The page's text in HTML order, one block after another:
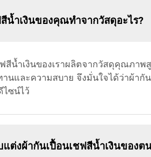
น้ำเงินของคุณทำจากวัสดุอะไร?
สีน้ำเงินของเราผลิตจากวัสดุคุณภา
นและความสบาย จึงมั่นใจได้ว่าผ้ากั
ซน์ไว้
ต่งผ้ากันเปื้อนเชฟสีน้ำเงินของต